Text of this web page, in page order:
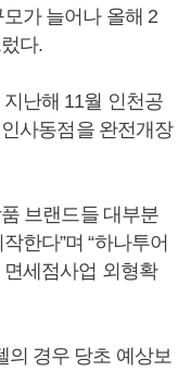
가 늘어나 올해 2
다.
난해 11월 인천공
사동점을 완전개장
브랜드들 대부분
한다”며 “하나투어
세점사업 외형확
의 경우 당초 예상보